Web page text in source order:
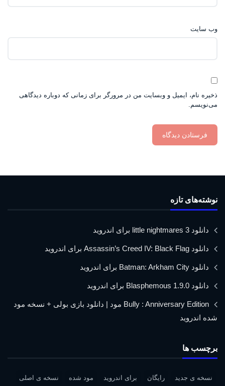
وب‌ سایت
ذخیره نام، ایمیل و وبسایت من در مرورگر برای زمانی که دوباره دیدگاهی
می‌نویسم.
نوشته‌های تازه
دانلود little nightmares 3 برای اندروید
دانلود Assassin’s Creed IV: Black Flag برای اندروید
دانلود Batman: Arkham City برای اندروید
دانلود Blasphemous 1.9.0 برای اندروید
Bully : Anniversary Edition مود | دانلود بازی بولی + نسخه مود
شده اندروید
برچسب ها
نسخه ی جدید رایگان برای اندروید مود شده نسخه ی اصلی